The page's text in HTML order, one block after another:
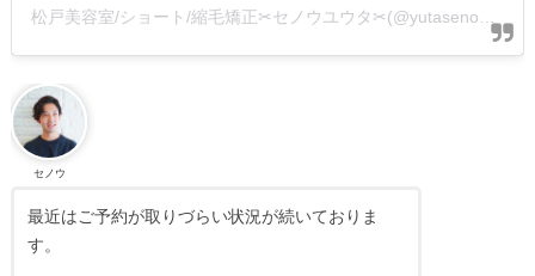
セノウ
最近はご予約が取りづらい状況が続いておりま
す。